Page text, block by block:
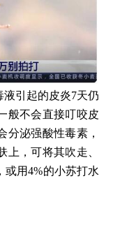
引起的皮炎7天仍
般不会直接叮咬皮
分泌强酸性毒素，
上，可将其吹走、
或用4%的小苏打水